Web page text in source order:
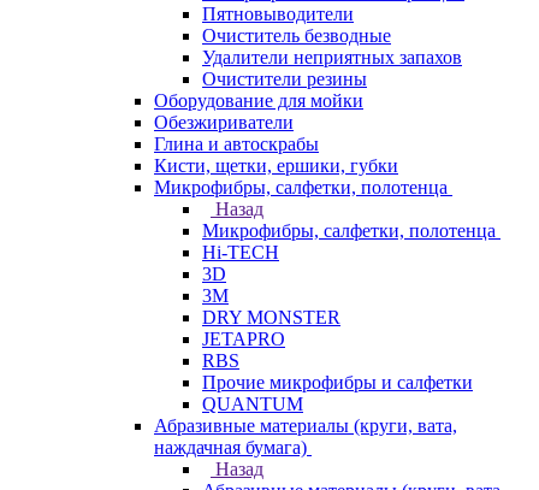
Пятновыводители
Очиститель безводные
Удалители неприятных запахов
Очистители резины
Оборудование для мойки
Обезжириватели
Глина и автоскрабы
Кисти, щетки, ершики, губки
Микрофибры, салфетки, полотенца
Назад
Микрофибры, салфетки, полотенца
Hi-TECH
3D
3М
DRY MONSTER
JETAPRO
RBS
Прочие микрофибры и салфетки
QUANTUM
Абразивные материалы (круги, вата,
наждачная бумага)
Назад